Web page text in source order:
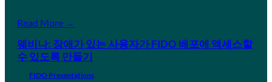
Read More →
웨비나: 장애가 있는 사용자가 FIDO 배포에 액세스할
수 있도록 만들기
FIDO Presentations